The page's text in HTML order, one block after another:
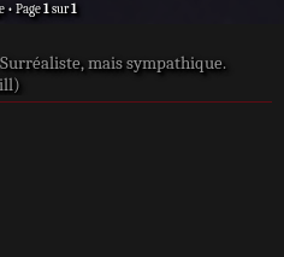
• Page1sur1
mais sympathique.